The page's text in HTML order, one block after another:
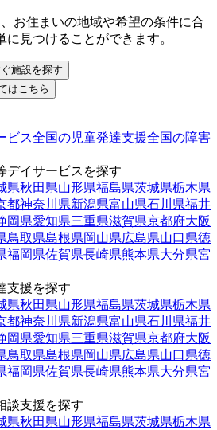
お住まいの地域や希望の条件に合
見つけることができます。
施設を探す
はこちら
ビス全国の児童発達支援全国の障害
デイサービスを探す
県秋田県山形県福島県茨城県栃木県
都神奈川県新潟県富山県石川県福井
岡県愛知県三重県滋賀県京都府大阪
鳥取県島根県岡山県広島県山口県徳
福岡県佐賀県長崎県熊本県大分県宮
支援を探す
県秋田県山形県福島県茨城県栃木県
都神奈川県新潟県富山県石川県福井
岡県愛知県三重県滋賀県京都府大阪
鳥取県島根県岡山県広島県山口県徳
福岡県佐賀県長崎県熊本県大分県宮
談支援を探す
県秋田県山形県福島県茨城県栃木県